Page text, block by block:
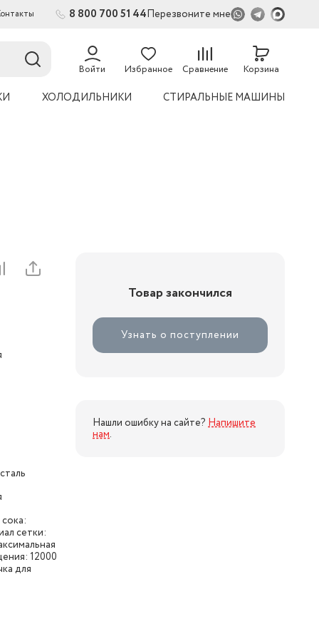
8 800 700 51 44Перезвоните мне
Войти Избранное Сравнение
54
Корзина
ХОЛОДИЛЬНИКИ СТИРАЛЬНЫЕ МАШИНЫ
сетки:
12000
для
Товар закончился
Узнать о поступлении
Нашли ошибку на сайте? Напишите
нам.